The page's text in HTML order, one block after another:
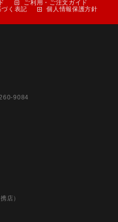
ご利用・ご注文ガイド
く表記
個人情報保護方針
9084
店）